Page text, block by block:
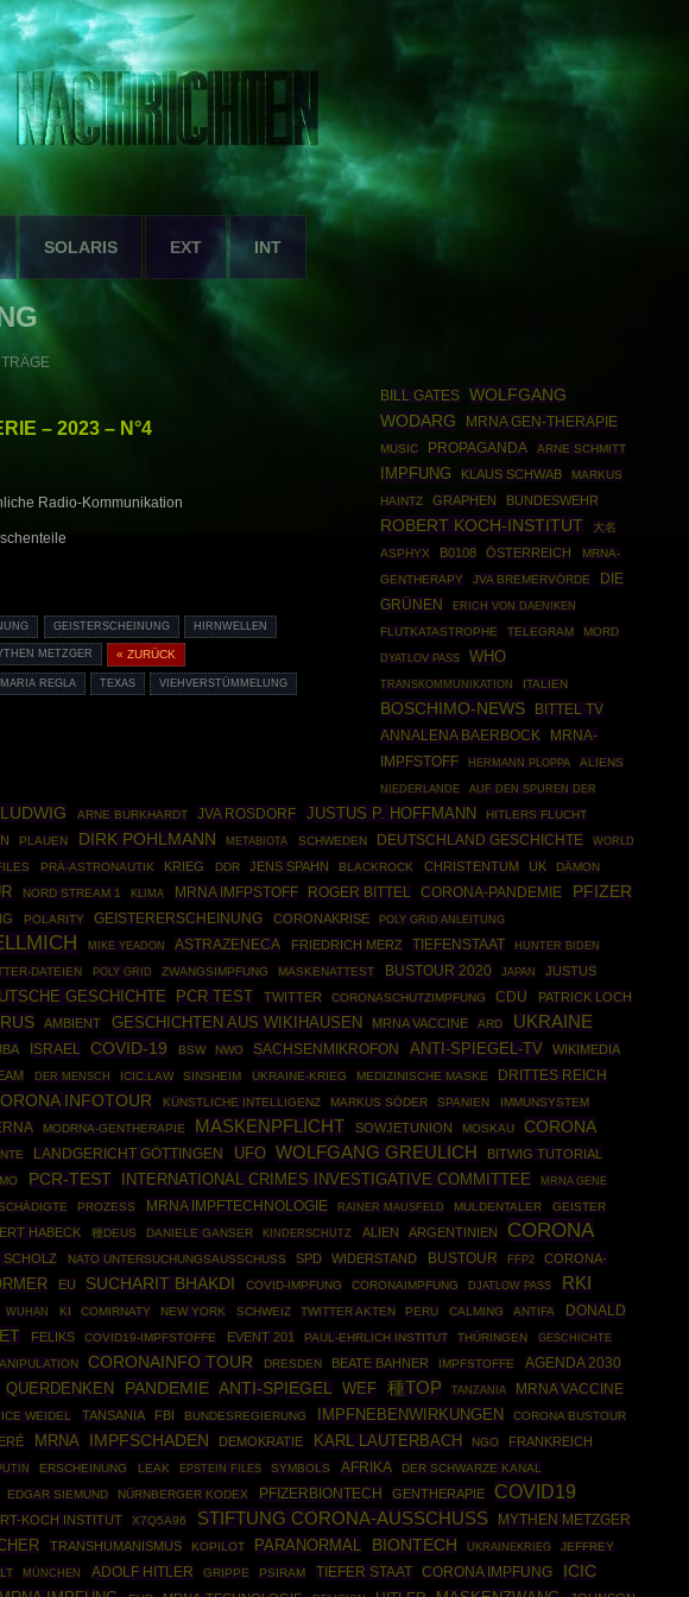
SOLARIS EXT INT
– 2023 – N°4
Radio-Kommunikation
GEISTERSCHEINUNG HIRNWELLEN
METZGER « ZURÜCK
REGLA TEXAS VIEHVERSTÜMMELUNG
BILL GATES
WOLFGANG
WODARG
MRNA GEN-THERAPIE
MUSIC PROPAGANDA ARNE SCHMITT
IMPFUNG KLAUS SCHWAB
MARKUS
HAINTZ
GRAPHEN BUNDESWEHR
ROBERT KOCH-INSTITUT
大名
ASPHYX
B0108 ÖSTERREICH
MRNA-
GENTHERAPY
JVA BREMERVÖRDE
DIE
GRÜNEN
ERICH VON DAENIKEN
FLUTKATASTROPHE TELEGRAM MORD
DYATLOV PASS WHO
TRANSKOMMUNIKATION ITALIEN
BOSCHIMO-NEWS
BITTEL TV
ANNALENA BAERBOCK
MRNA-
IMPFSTOFF
HERMANN PLOPPA ALIENS
NIEDERLANDE AUF DEN SPUREN DER
ARNE BURKHARDT JVA ROSDORF JUSTUS P. HOFFMANN HITLERS FLUCHT
PLAUEN DIRK POHLMANN METABIOTA SCHWEDEN DEUTSCHLAND GESCHICHTE
WORLD
PRÄ-ASTRONAUTIK KRIEG DDR JENS SPAHN BLACKROCK CHRISTENTUM UK DÄMON
NORD STREAM 1 KLIMA MRNA IMFPSTOFF ROGER BITTEL CORONA-PANDEMIE PFIZER
POLARITY GEISTERERSCHEINUNG CORONAKRISE POLY GRID ANLEITUNG
MIKE YEADON ASTRAZENECA FRIEDRICH MERZ TIEFENSTAAT HUNTER BIDEN
DATEIEN POLY GRID ZWANGSIMPFUNG MASKENATTEST BUSTOUR 2020 JAPAN
JUSTUS
GESCHICHTE PCR TEST TWITTER CORONASCHUTZIMPFUNG CDU
PATRICK LOCH
AMBIENT GESCHICHTEN AUS WIKIHAUSEN MRNA VACCINE ARD UKRAINE
ISRAEL COVID-19 BSW NWO SACHSENMIKROFON ANTI-SPIEGEL-TV WIKIMEDIA
DER MENSCH ICIC.LAW SINSHEIM UKRAINE-KRIEG MEDIZINISCHE MASKE DRITTES REICH
INFOTOUR KÜNSTLICHE INTELLIGENZ MARKUS SÖDER SPANIEN IMMUNSYSTEM
MODRNA-GENTHERAPIE MASKENPFLICHT SOWJETUNION MOSKAU
CORONA
LANDGERICHT GÖTTINGEN UFO WOLFGANG GREULICH BITWIG TUTORIAL
PCR-TEST INTERNATIONAL CRIMES INVESTIGATIVE COMMITTEE
MRNA GENE
PROZESS MRNA IMPFTECHNOLOGIE RAINER MAUSFELD MULDENTALER GEISTER
HABECK 種DEUS DANIELE GANSER KINDERSCHUTZ ALIEN ARGENTINIEN CORONA
SCHOLZ NATO UNTERSUCHUNGSAUSSCHUSS SPD WIDERSTAND BUSTOUR FFP2
CORONA-
EU SUCHARIT BHAKDI COVID-IMPFUNG CORONAIMPFUNG DJATLOW PASS RKI
WUHAN KI COMIRNATY NEW YORK SCHWEIZ TWITTER AKTEN PERU CALMING ANTIFA
DONALD
FELIKS COVID19-IMPFSTOFFE EVENT 201 PAUL-EHRLICH INSTITUT THÜRINGEN GESCHICHTE
CORONAINFO TOUR DRESDEN BEATE BAHNER IMPFSTOFFE AGENDA 2030
QUERDENKEN PANDEMIE ANTI-SPIEGEL WEF 種TOP TANZANIA
MRNA VACCINE
WEIDEL TANSANIA FBI BUNDESREGIERUNG IMPFNEBENWIRKUNGEN
CORONA BUSTOUR
MRNA IMPFSCHADEN DEMOKRATIE KARL LAUTERBACH NGO FRANKREICH
ERSCHEINUNG LEAK EPSTEIN FILES SYMBOLS AFRIKA DER SCHWARZE KANAL
EDGAR SIEMUND NÜRNBERGER KODEX PFIZERBIONTECH GENTHERAPIE COVID19
KOCH INSTITUT X7Q5A96 STIFTUNG CORONA-AUSSCHUSS MYTHEN METZGER
TRANSHUMANISMUS KOPILOT PARANORMAL BIONTECH UKRAINEKRIEG
JEFFREY
MÜNCHEN ADOLF HITLER GRIPPE PSIRAM TIEFER STAAT CORONA IMPFUNG ICIC